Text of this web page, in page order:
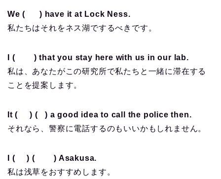
We ( ) have it at Lock Ness.
私たちはそれをネス湖でするべきです。
I ( ) that you stay here with us in our lab.
私は、あなたがこの研究所で私たちと一緒に滞在する
ことを提案します。
It ( ) ( ) a good idea to call the police then.
それなら、警察に電話するのもいいかもしれません。
I ( ) ( ) Asakusa.
私は浅草をおすすめします。